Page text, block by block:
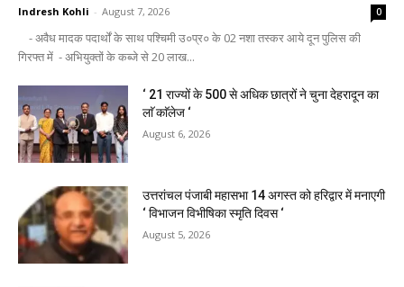
Indresh Kohli - August 7, 2026 0
- अवैध मादक पदार्थों के साथ पश्चिमी उ०प्र० के 02 नशा तस्कर आये दून पुलिस की
गिरफ्त में - अभियुक्तों के कब्जे से 20 लाख...
‘ 21 राज्यों के 500 से अधिक छात्रों ने चुना देहरादून का
लाॅ काॅलेज ‘
August 6, 2026
उत्तरांचल पंजाबी महासभा 14 अगस्त को हरिद्वार में मनाएगी
‘ विभाजन विभीषिका स्मृति दिवस ‘
August 5, 2026